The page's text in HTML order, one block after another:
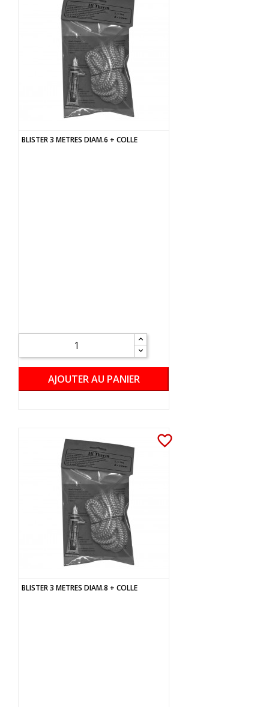
BLISTER 3 METRES DIAM.6 + COLLE
AJOUTER AU PANIER
favorite_border
BLISTER 3 METRES DIAM.8 + COLLE